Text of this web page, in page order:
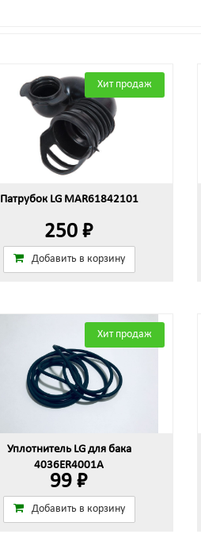
Хит продаж
Патрубок LG MAR61842101
250 ₽
Добавить в корзину
Хит продаж
Уплотнитель LG для бака
4036ER4001A
99 ₽
Добавить в корзину